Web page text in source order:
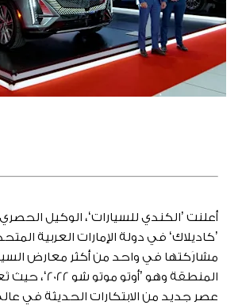
أعلنت ’الكندي للسيارات‘، الوكيل
’كاديلاك‘ في دولة الإمارات العربية
مشارَكتها في واحد من أكثر معارض
المنطقة وهو ’أوتو
عصر جديد من الابتكارات الحديثة في